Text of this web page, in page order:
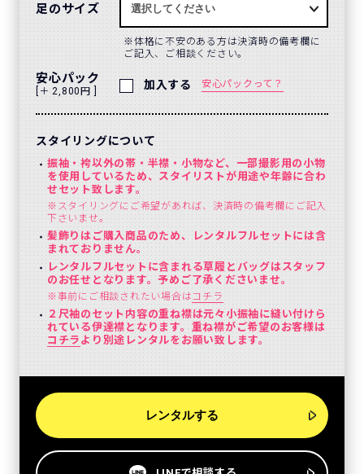
足のサイズ
体格に不安のある方は決済時の備考欄に
ご記入、ご相談ください。
安心パック
[＋ 2,800円 ] 加入する 安心パックって？
スタイリングについて
振袖・袴以外の帯・半襟・小物など、一部撮影用の小物
を使用しているため、スタイリストが用途や年齢に合わ
せセット致します。
※スタイリングにご希望があれば、決済時の備考欄にご記入
下さいませ。
髪飾りはご購入商品のため、レンタルフルセットには含
まれておりません。
レンタルフルセットに含まれる草履とバッグはスタッフ
のお任せとなります。予めご了承くださいませ。
※事前にご相談されたい場合はコチラ
２尺袖のセット内容の重ね襟は元々小振袖に縫い付けら
れている伊達襟となります。重ね襟がご希望のお客様は
コチラ より別途レンタルをお願い致します。
レンタルする